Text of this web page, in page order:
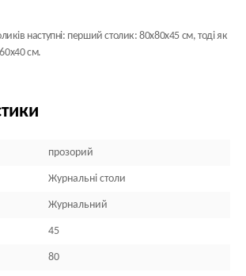
наступні: перший столик: 80х80х45 см, тоді як
см.
прозорий
Журнальні столи
Журнальний
45
80